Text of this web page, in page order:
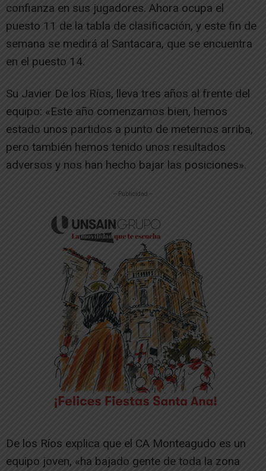
confianza en sus jugadores. Ahora ocupa el
puesto 11 de la tabla de clasificación, y este fin de
semana se medirá al Santacara, que se encuentra
en el puesto 14.
Su Javier De los Ríos, lleva tres años al frente del
equipo: «Este año comenzamos bien, hemos
estado unos partidos a punto de meternos arriba,
pero también hemos tenido unos resultados
adversos y nos han hecho bajar las posiciones».
-- Publicidad --
De los Ríos explica que el CA Monteagudo es un
equipo joven, «ha bajado gente de toda la zona